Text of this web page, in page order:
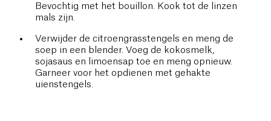
Bevochtig met het bouillon. Kook tot de linzen
mals zijn.
Verwijder de citroengrasstengels en meng de
soep in een blender. Voeg de kokosmelk,
sojasaus en limoensap toe en meng opnieuw.
Garneer voor het opdienen met gehakte
uienstengels.